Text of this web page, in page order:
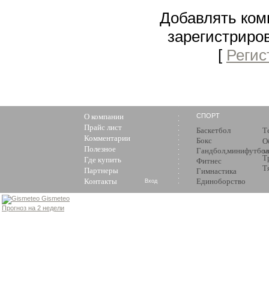
Добавлять
[
О компании
Прайс лист
Комментарии
Полезное
Где купить
Партнеры
Контакты
СПОРТ
Баскетбол
Бокс
Гандбол,минифутбол
Фитнес
Гимнастика
Единоборство
Вход
Gismeteo
Прогноз на 2 недели